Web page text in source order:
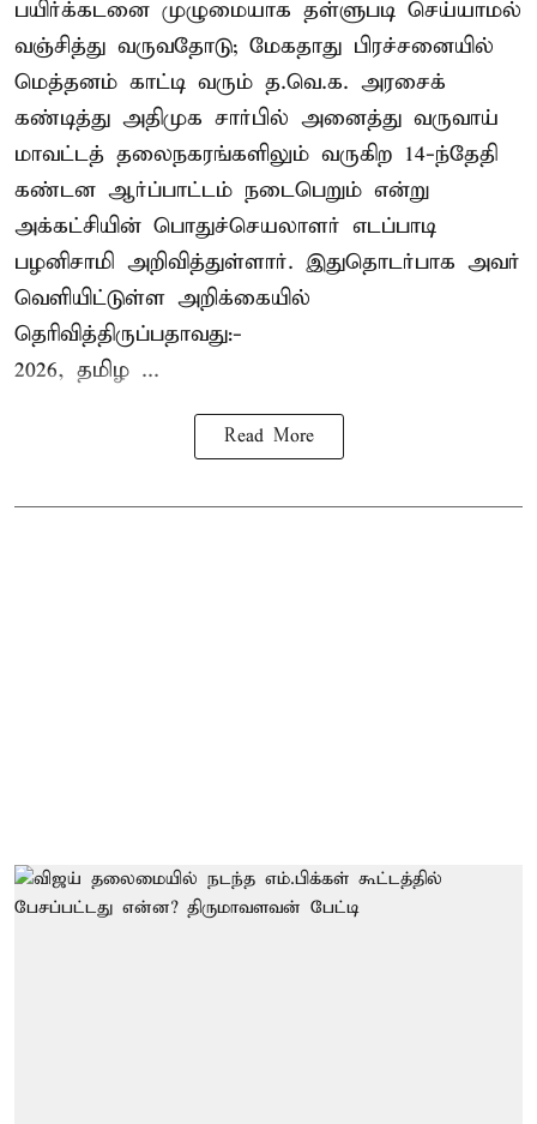
பயிர்க்கடனை முழுமையாக தள்ளுபடி செய்யாமல்
வஞ்சித்து வருவதோடு; மேகதாது பிரச்சனையில்
மெத்தனம் காட்டி வரும் த.வெ.க. அரசைக்
கண்டித்து அதிமுக சார்பில் அனைத்து வருவாய்
மாவட்டத் தலைநகரங்களிலும் வருகிற 14-ந்தேதி
கண்டன ஆர்ப்பாட்டம் நடைபெறும் என்று
அக்கட்சியின் பொதுச்செயலாளர் எடப்பாடி
பழனிசாமி அறிவித்துள்ளார். இதுதொடர்பாக அவர்
வெளியிட்டுள்ள அறிக்கையில்
தெரிவித்திருப்பதாவது:-
2026, தமிழ ...
Read More